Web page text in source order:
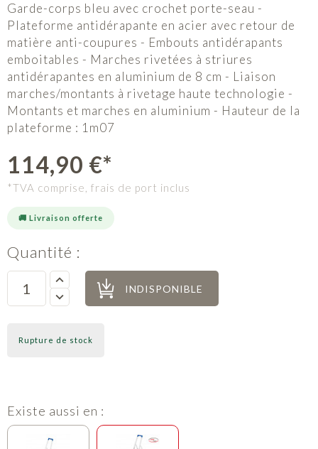
Garde-corps bleu avec crochet porte-seau -
Plateforme antidérapante en acier avec retour de
matière anti-coupures - Embouts antidérapants
emboitables - Marches rivetées à striures
antidérapantes en aluminium de 8 cm - Liaison
marches/montants à rivetage haute technologie -
Montants et marches en aluminium - Hauteur de la
plateforme : 1m07
114,90 €*
*TVA comprise, frais de port inclus
🚚 Livraison offerte
Quantité :
INDISPONIBLE
Rupture de stock
Existe aussi en :